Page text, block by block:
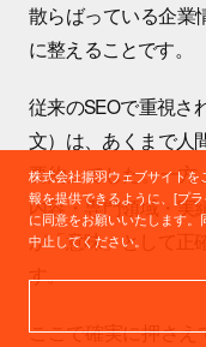
散らばっている企業
に整えることです。
従来のSEOで重視さ
文）は、あくまで人
要約」でした。一方
内容・専門領域・実
が「意味」として正
す。
ここで確実に押さえ
株式会社揚羽ウェブサイト
報を提供できるように、[プ
に同意をお願いいたします
中止してください。